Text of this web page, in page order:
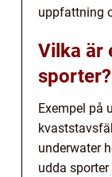
uppfattning
Vilka är
sporter?
Exempel på
underwater
udda